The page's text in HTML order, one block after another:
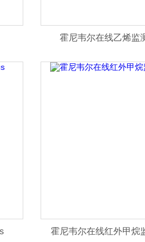
霍尼韦尔在线乙烯监
霍尼韦尔在线红外甲烷